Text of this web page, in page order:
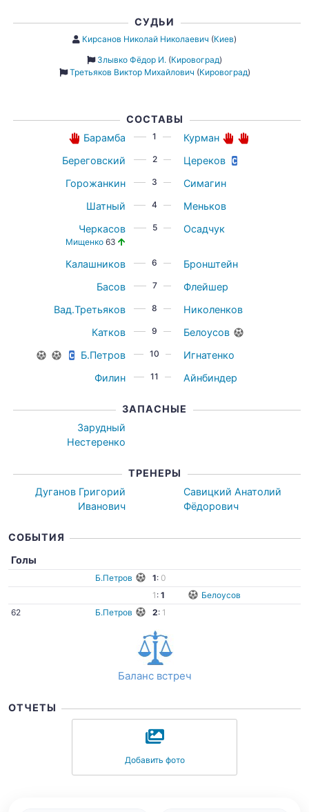
СУДЬИ
Кирсанов Николай Николаевич (Киев)
Злывко Фёдор И. (Кировоград)
Третьяков Виктор Михайлович (Кировоград)
СОСТАВЫ
Барамба
1
Курман
Береговский
2
Цереков
Горожанкин
3
Симагин
Шатный
4
Меньков
Черкасов
Мищенко63
5 Осадчук
Калашников 6
Бронштейн
Басов
7
Флейшер
Вад.Третьяков
8
Николенков
Катков
9
Белоусов
Б.Петров
10
Игнатенко
Филин
11 Айнбиндер
ЗАПАСНЫЕ
Зарудный
Нестеренко
ТРЕНЕРЫ
Дуганов Григорий
Иванович
Савицкий Анатолий
Фёдорович
СОБЫТИЯ
Голы
Б.Петров 1: 0
1 : 1
Белоусов
62
Б.Петров 2: 1
Баланс встреч
ОТЧЕТЫ
Добавить фото